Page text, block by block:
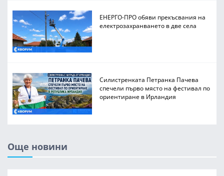
ЕНЕРГО-ПРО обяви прекъсвания на
електрозахранването в две села
Силистренката Петранка Пачева
спечели първо място на фестивал по
ориентиране в Ирландия
Още новини